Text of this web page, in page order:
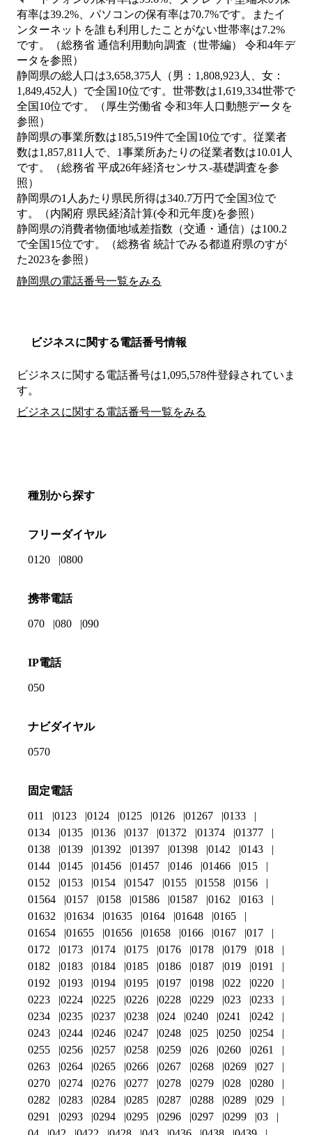
有率は39.2%、パソコンの保有率は70.7%です。またイ
ンターネットを誰も利用したことがない世帯率は7.2%
です。（総務省 通信利用動向調査（世帯編） 令和4年デ
ータを参照）
静岡県の総人口は3,658,375人（男：1,808,923人、女：
1,849,452人）で全国10位です。世帯数は1,619,334世帯で
全国10位です。（厚生労働省 令和3年人口動態データを
参照）
静岡県の事業所数は185,519件で全国10位です。従業者
数は1,857,811人で、1事業所あたりの従業者数は10.01人
です。（総務省 平成26年経済センサス‐基礎調査を参
照）
静岡県の1人あたり県民所得は340.7万円で全国3位で
す。（内閣府 県民経済計算(令和元年度)を参照）
静岡県の消費者物価地域差指数（交通・通信）は100.2
で全国15位です。（総務省 統計でみる都道府県のすが
た2023を参照）
静岡県の電話番号一覧をみる
ビジネスに関する電話番号情報
ビジネスに関する電話番号は1,095,578件登録されていま
す。
ビジネスに関する電話番号一覧をみる
種別から探す
フリーダイヤル
0120 0800
携帯電話
070 080 090
IP電話
050
ナビダイヤル
0570
固定電話
011 0123 0124 0125 0126 01267
0133
0134
0135 0136 0137 01372 01374
01377
0138
0139 01392 01397 01398 0142
0143
0144
0145 01456 01457 0146 01466
015
0152
0153 0154 01547 0155 01558
0156
01564
0157 0158 01586 01587 0162
0163
01632
01634 01635 0164 01648
0165
01654
01655 01656 01658 0166 0167
017
0172
0173 0174 0175 0176 0178 0179
018
0182
0183 0184 0185 0186 0187 019
0191
0192
0193 0194 0195 0197 0198 022
0220
0223
0224 0225 0226 0228 0229 023
0233
0234
0235 0237 0238 024 0240 0241
0242
0243
0244 0246 0247 0248 025 0250
0254
0255
0256 0257 0258 0259 026 0260
0261
0263
0264 0265 0266 0267 0268 0269
027
0270
0274 0276 0277 0278 0279 028
0280
0282
0283 0284 0285 0287 0288 0289
029
0291
0293 0294 0295 0296 0297 0299
03